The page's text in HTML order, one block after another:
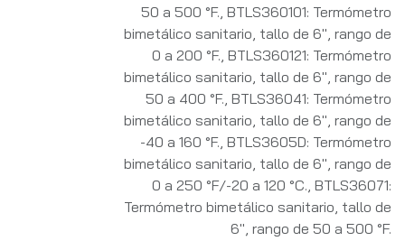
50 a 500 °F. BTLS360101: Termómetro
bimetálico sanitario, tallo de 6", rango de
0 a 200 °F. BTLS360121: Termómetro
bimetálico sanitario, tallo de 6", rango de
50 a 400 °F. BTLS36041: Termómetro
bimetálico sanitario, tallo de 6", rango de
-40 a 160 °F. BTLS3605D: Termómetro
bimetálico sanitario, tallo de 6", rango de
0 a 250 °F/-20 a 120 °C. BTLS36071:
Termómetro bimetálico sanitario, tallo de
6", rango de 50 a 500 °F.